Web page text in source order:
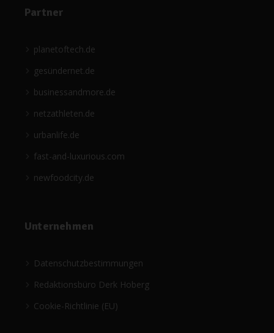
Partner
planetoftech.de
gesündernet.de
businessandmore.de
netzathleten.de
urbanlife.de
fast-and-luxurious.com
newfoodcity.de
Unternehmen
Datenschutzbestimmungen
Redaktionsbüro Derk Hoberg
Cookie-Richtlinie (EU)